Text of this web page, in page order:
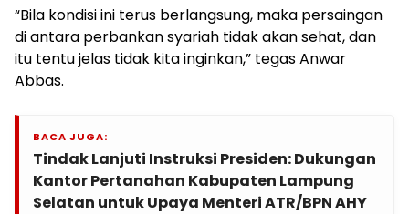
“Bila kondisi ini terus berlangsung, maka persaingan
di antara perbankan syariah tidak akan sehat, dan
itu tentu jelas tidak kita inginkan,” tegas Anwar
Abbas.
BACA JUGA:
Tindak Lanjuti Instruksi Presiden: Dukungan
Kantor Pertanahan Kabupaten Lampung
Selatan untuk Upaya Menteri ATR/BPN AHY